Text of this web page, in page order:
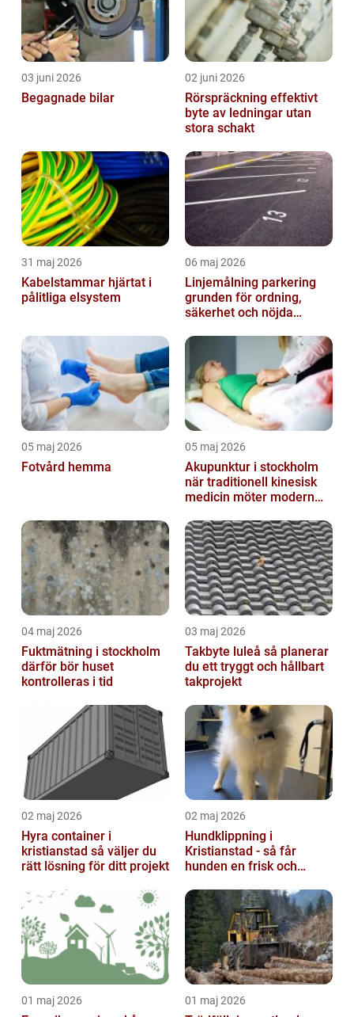
03 juni 2026
Begagnade bilar
02 juni 2026
Rörspräckning effektivt
byte av ledningar utan
stora schakt
31 maj 2026
Kabelstammar hjärtat i
pålitliga elsystem
06 maj 2026
Linjemålning parkering
grunden för ordning,
säkerhet och nöjda
05 maj 2026
Fotvård hemma
05 maj 2026
Akupunktur i stockholm
när traditionell kinesisk
medicin möter modern
04 maj 2026
Fuktmätning i stockholm
därför bör huset
kontrolleras i tid
03 maj 2026
Takbyte luleå så planerar
du ett tryggt och hållbart
takprojekt
02 maj 2026
Hyra container i
kristianstad så väljer du
rätt lösning för ditt projekt
02 maj 2026
Hundklippning i
Kristianstad - så får
hunden en frisk och
01 maj 2026 01 maj 2026